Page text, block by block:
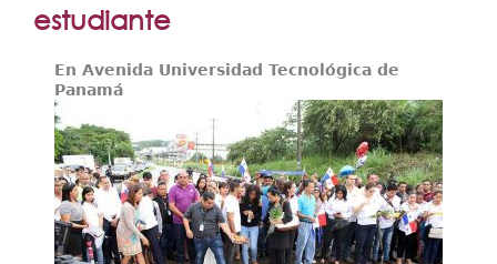
Secretarías
Investigación+D+i
Servicios
estudiante
En Avenida Universidad Tecnológica de
Panamá